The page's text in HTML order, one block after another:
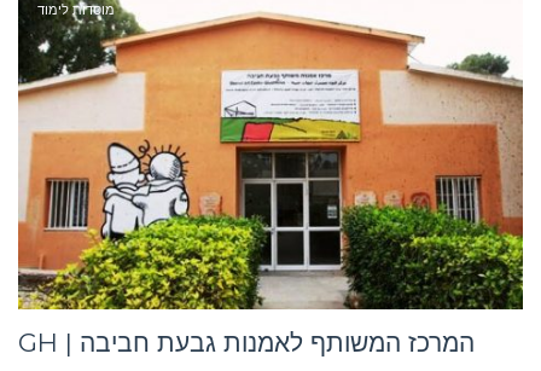
מוסדות לימוד
GH | המרכז המשותף לאמנות גבעת חביבה